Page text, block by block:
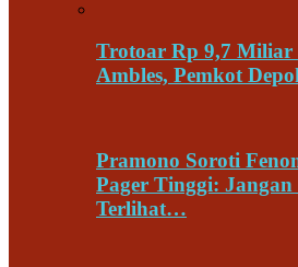
Trotoar Rp 9,7 Miliar
Ambles, Pemkot
Pramono Soroti
Pager Tinggi:
Terlihat…